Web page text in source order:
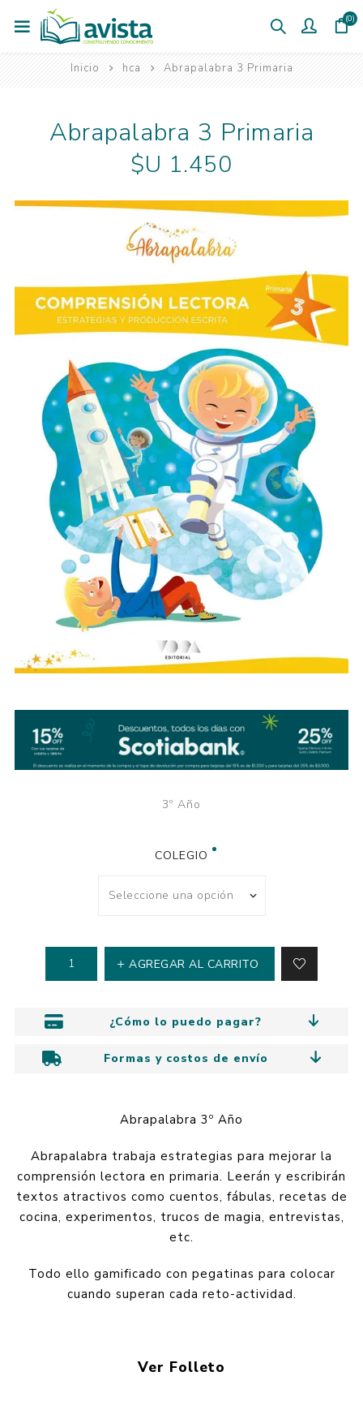
(0)
Inicio hca Abrapalabra 3 Primaria
Abrapalabra 3 Primaria
$U 1.450
3º Año
COLEGIO
AGREGAR AL CARRITO
¿Cómo lo puedo pagar?
Formas y costos de envío
Abrapalabra 3º Año
Abrapalabra trabaja estrategias para mejorar la
comprensión lectora en primaria. Leerán y escribirán
textos atractivos como cuentos, fábulas, recetas de
cocina, experimentos, trucos de magia, entrevistas,
etc.
Todo ello gamificado con pegatinas para colocar
cuando superan cada reto-actividad.
Ver Folleto